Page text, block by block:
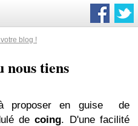
blog !
nous tiens
proposeren guisede
decoing. D'une facilité